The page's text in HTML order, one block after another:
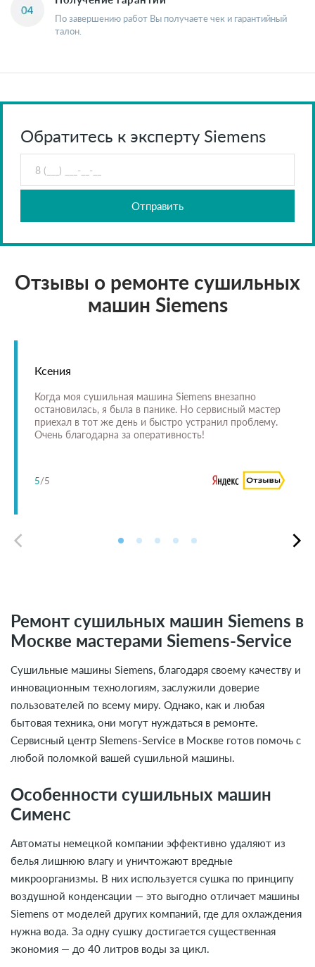
По завершению работ Вы получаете чек и гарантийный
талон.
Обратитесь к эксперту Siemens
Отправить
Отзывы о ремонте сушильных
машин Siemens
Ксения
Когда моя сушильная машина Siemens внезапно
остановилась, я была в панике. Но сервисный мастер
приехал в тот же день и быстро устранил проблему.
Очень благодарна за оперативность!
5/5
Ремонт сушильных машин Siemens в
Москве мастерами Siemens-Service
Сушильные машины Siemens, благодаря своему качеству и
инновационным технологиям, заслужили доверие
пользователей по всему миру. Однако, как и любая
бытовая техника, они могут нуждаться в ремонте.
Сервисный центр SIemens-Service в Москве готов помочь с
любой поломкой вашей сушильной машины.
Особенности сушильных машин
Сименс
Автоматы немецкой компании эффективно удаляют из
белья лишнюю влагу и уничтожают вредные
микроорганизмы. В них используется сушка по принципу
воздушной конденсации — это выгодно отличает машины
Siemens от моделей других компаний, где для охлаждения
нужна вода. За одну сушку достигается существенная
экономия — до 40 литров воды за цикл.